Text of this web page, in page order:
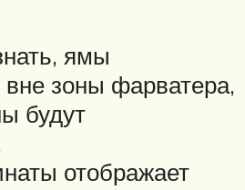
ямы
зоны фарватера,
будут
отображает